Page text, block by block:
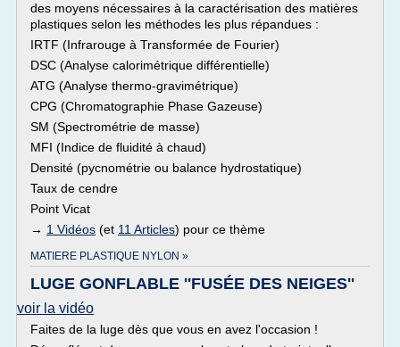
des moyens nécessaires à la caractérisation des matières
plastiques selon les méthodes les plus répandues :
IRTF (Infrarouge à Transformée de Fourier)
DSC (Analyse calorimétrique différentielle)
ATG (Analyse thermo-gravimétrique)
CPG (Chromatographie Phase Gazeuse)
SM (Spectrométrie de masse)
MFI (Indice de fluidité à chaud)
Densité (pycnométrie ou balance hydrostatique)
Taux de cendre
Point Vicat
→ 1 Vidéos (et 11 Articles) pour ce thème
MATIERE PLASTIQUE NYLON »
LUGE GONFLABLE ''FUSÉE DES NEIGES''
voir la vidéo
Faites de la luge dès que vous en avez l'occasion !